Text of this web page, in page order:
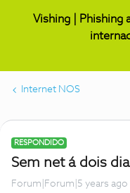
Vishing | Phishing
Internet NOS
RESPONDIDO
Sem net á dois
Forum|Forum|5 years ago